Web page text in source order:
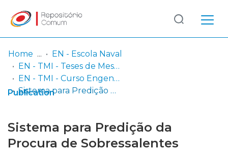
Communities
& Collections
Log
In
(current)
Home
EN - Escola Naval
EN - TMI - Teses de Mestrado Integrado
EN - TMI - Curso Engenheiros Navais – ramo Mecânica
Sistema para Predição da Procura de Sobressalentes (SPPS)
Publication
Sistema para Predição da
Procura de Sobressalentes